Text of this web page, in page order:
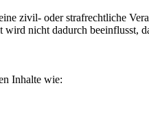
zivil- oder strafrechtliche
nicht dadurch beeinflusst,
Inhalte wie: